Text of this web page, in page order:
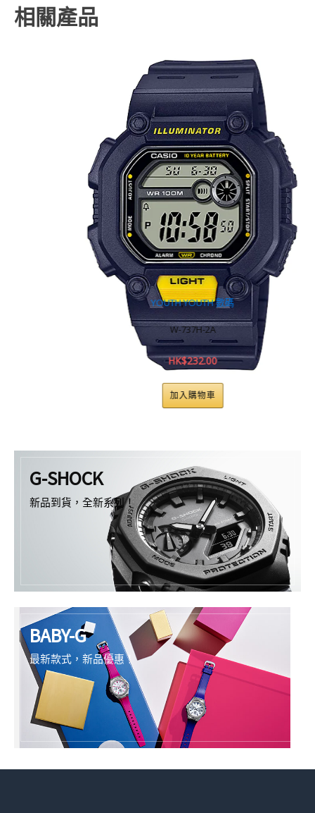
相關產品
YOUTH,YOUTH 數碼
W-737H-2A
HK$232.00
加入購物車
G-SHOCK
新品到貨，全新系列！
BABY-G
最新款式，新品優惠！